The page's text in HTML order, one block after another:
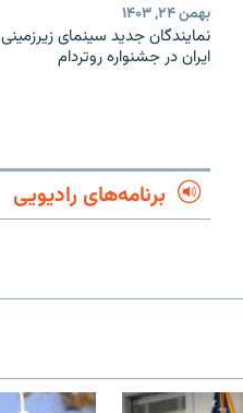
بهمن ۲۴, ۱۴۰۳
نمایندگان جدید سینمای زیرزمینی
ایران در جشنواره روتردام
برنامه‌های رادیویی